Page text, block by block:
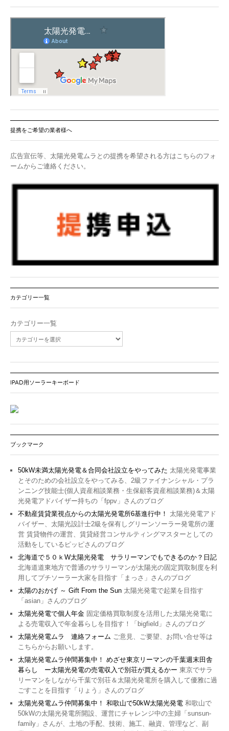
提携をご希望の業者様へ
広告宣伝等、太陽光発電ムラとの提携を希望される方はこちらのフォ
ームからご連絡ください。
カテゴリー一覧
カテゴリー一覧
IPAD用ソーラーキーボード
ブックマーク
50kW未満太陽光発電＆合同会社設立をやってみた 太陽光発電事業
とそのための会社設立をやってみる、2級ファイナンシャル・プラ
ンニング技能士(個人資産相談業務・生保顧客資産相談業務)＆太陽
光発電アドバイザー持ちの「fppv」さんのブログ
不動産賃貸業視点からの太陽光発電所6基進行中！
太陽光発電アド
バイザー、太陽光設計士2級を保有しグリーンソーラー発電所の運
営 賃貸物件の運営、賃貸経営コンサルティングマスターとしての
活動をしているピッピさんのブログ
北海道で５０ｋW太陽光発電 サラリーマンでもできるのか？日記
北海道道東地方で普通のサラリーマンが太陽光の固定買取制度を利
用してプチソーラー大家を目指す「まっさ」さんのブログ
太陽のおかげ ～ Gift From the Sun 太陽光発電で起業を目指す
「asian」さんのブログ
太陽光発電で個人年金 固定価格買取制度を活用した太陽光発電に
よる売電収入で年金暮らしを目指す！「bigfield」さんのブログ
太陽光発電ムラ 連絡フォーム ご意見、ご要望、お問い合せ等は
こちらからお願いします。
太陽光発電ムラ仲間募集中！ めざせ東京リーマンの千葉週末田舎
暮らし ー太陽光発電の売電収入で別荘が買えるかー 東京でサラ
リーマンをしながら千葉で別荘＆太陽光発電所を購入して優雅に過
ごすことを目指す「りょう」さんのブログ
太陽光発電ムラ仲間募集中！ 和歌山で50kW太陽光発電 和歌山で
50kWの太陽光発電所開設、運営にチャレンジ中の主婦「sunsun-
family」さんが、土地の手配、技術、施工、融資、管理など、副